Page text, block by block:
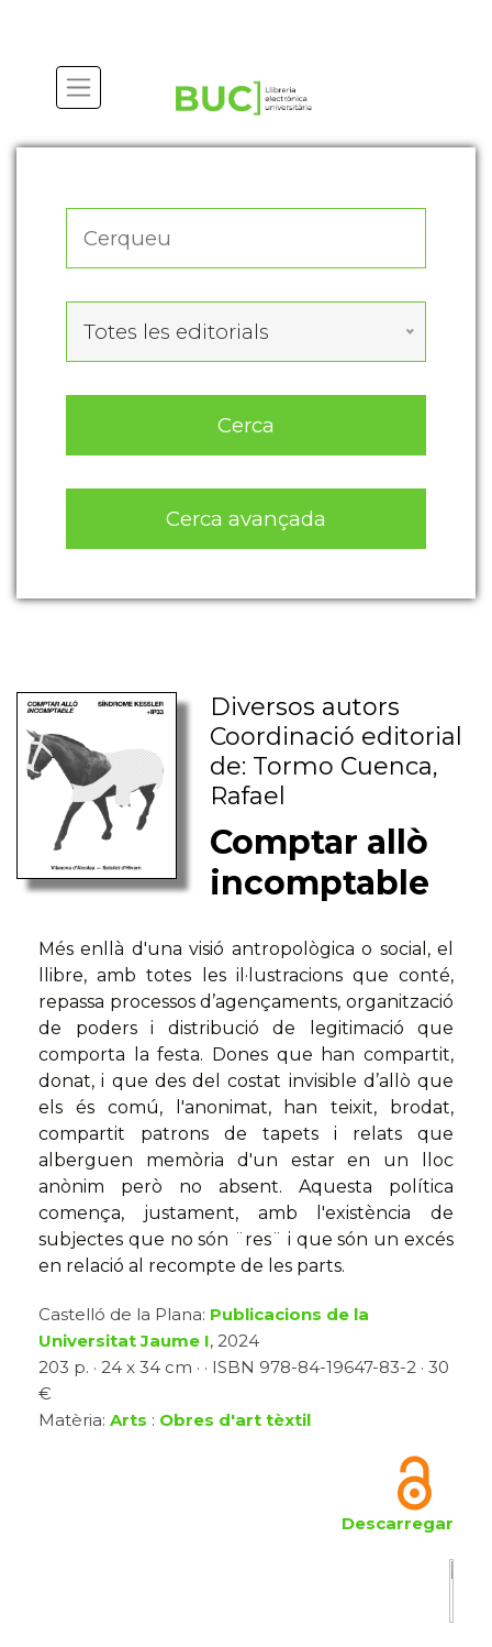
Totes les editorials
Cerca
Cerca avançada
Diversos autors
Coordinació editorial
de: Tormo Cuenca,
Rafael
Comptar allò
incomptable
Més enllà d'una visió antropològica o social, el
llibre, amb totes les il·lustracions que conté,
repassa processos d’agençaments, organització
de poders i distribució de legitimació que
comporta la festa. Dones que han compartit,
donat, i que des del costat invisible d’allò que
els és comú, l'anonimat, han teixit, brodat,
compartit patrons de tapets i relats que
alberguen memòria d'un estar en un lloc
anònim però no absent. Aquesta política
comença, justament, amb l'existència de
subjectes que no són ¨res¨ i que són un excés
en relació al recompte de les parts.
Castelló de la Plana: Publicacions de la
Universitat Jaume I, 2024
203 p. · 24 x 34 cm · · ISBN 978-84-19647-83-2 · 30
€
Matèria: Arts : Obres d'art tèxtil
Descarregar